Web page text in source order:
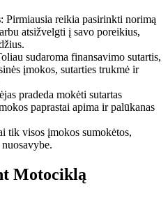
: Pirmiausia reikia pasirinkti norimą
atsižvelgti į savo poreikius,
sudaroma finansavimo sutartis,
įmokos, sutarties trukmė ir
pradeda mokėti sutartas
paprastai apima ir palūkanas
tik visos įmokos sumokėtos,
Motociklą